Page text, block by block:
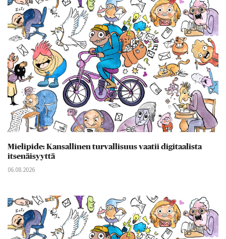
Mielipide: Kansallinen turvallisuus vaatii digitaalista
itsenäisyyttä
06.08.2026